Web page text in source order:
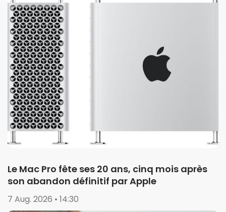
Le Mac Pro fête ses 20 ans, cinq mois après
son abandon définitif par Apple
7 Aug. 2026 • 14:30